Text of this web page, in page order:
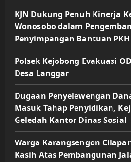
KJN Dukung Penuh Kinerja
Wonosobo dalam
Penyimpangan Bantuan PKH
Polsek Kejobong Evakuasi
Desa Langgar
Dugaan Penyelewengan
Masuk Tahap Penyidikan,
Geledah Kantor Dinas Sosial
Warga Karangsengon
Kasih Atas Pembangunan